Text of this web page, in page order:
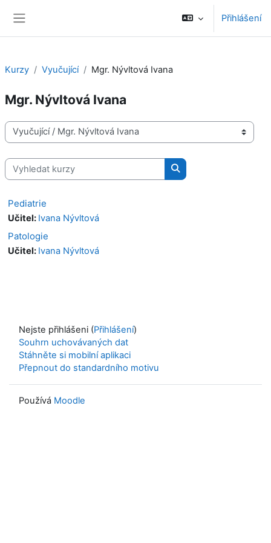
Přihlášení
Kurzy Vyučující Mgr. Nývltová Ivana
Mgr. Nývltová Ivana
Kategorie kurzů
Vyhledat kurzy
Vyhledat kurzy
Pediatrie
Učitel: Ivana Nývltová
Patologie
Učitel: Ivana Nývltová
Nejste přihlášeni (Přihlášení)
Souhrn uchovávaných dat
Stáhněte si mobilní aplikaci
Přepnout do standardního motivu
Používá Moodle